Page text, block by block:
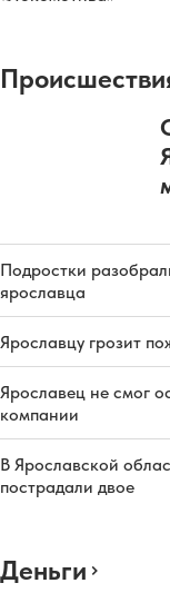
Подростки
ярославца
Ярославцу грозит
Ярославец не смог
компании
В Ярославской
пострадали двое
Деньги